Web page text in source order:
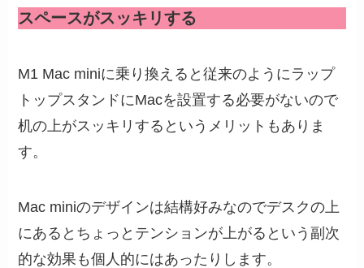
スペースがスッキリする
M1 Mac miniに乗り換えると従来のようにラップ
トップスタンドにMacを設置する必要がないので
机の上がスッキリするというメリットもありま
す。
Mac miniのデザインは結構好みなのでデスクの上
にあるとちょっとテンションが上がるという副次
的な効果も個人的にはあったりします。